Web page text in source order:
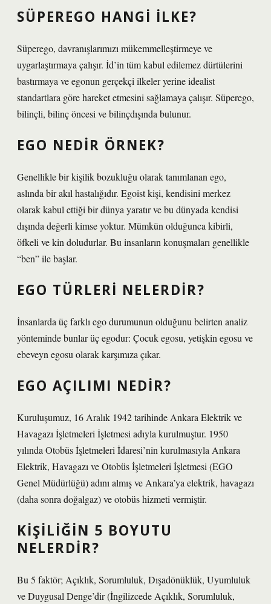
SÜPEREGO HANGI ILKE?
Süperego, davranışlarımızı mükemmelleştirmeye ve
uygarlaştırmaya çalışır. İd’in tüm kabul edilemez dürtülerini
bastırmaya ve egonun gerçekçi ilkeler yerine idealist
standartlara göre hareket etmesini sağlamaya çalışır. Süperego,
bilinçli, bilinç öncesi ve bilinçdışında bulunur.
EGO NEDIR ÖRNEK?
Genellikle bir kişilik bozukluğu olarak tanımlanan ego,
aslında bir akıl hastalığıdır. Egoist kişi, kendisini merkez
olarak kabul ettiği bir dünya yaratır ve bu dünyada kendisi
dışında değerli kimse yoktur. Mümkün olduğunca kibirli,
öfkeli ve kin doludurlar. Bu insanların konuşmaları genellikle
“ben” ile başlar.
EGO TÜRLERI NELERDIR?
İnsanlarda üç farklı ego durumunun olduğunu belirten analiz
yönteminde bunlar üç egodur: Çocuk egosu, yetişkin egosu ve
ebeveyn egosu olarak karşımıza çıkar.
EGO AÇILIMI NEDIR?
Kuruluşumuz, 16 Aralık 1942 tarihinde Ankara Elektrik ve
Havagazı İşletmeleri İşletmesi adıyla kurulmuştur. 1950
yılında Otobüs İşletmeleri İdaresi’nin kurulmasıyla Ankara
Elektrik, Havagazı ve Otobüs İşletmeleri İşletmesi (EGO
Genel Müdürlüğü) adını almış ve Ankara’ya elektrik, havagazı
(daha sonra doğalgaz) ve otobüs hizmeti vermiştir.
KIŞILIĞIN 5 BOYUTU
NELERDIR?
Bu 5 faktör; Açıklık, Sorumluluk, Dışadönüklük, Uyumluluk
ve Duygusal Denge’dir (İngilizcede Açıklık, Sorumluluk,